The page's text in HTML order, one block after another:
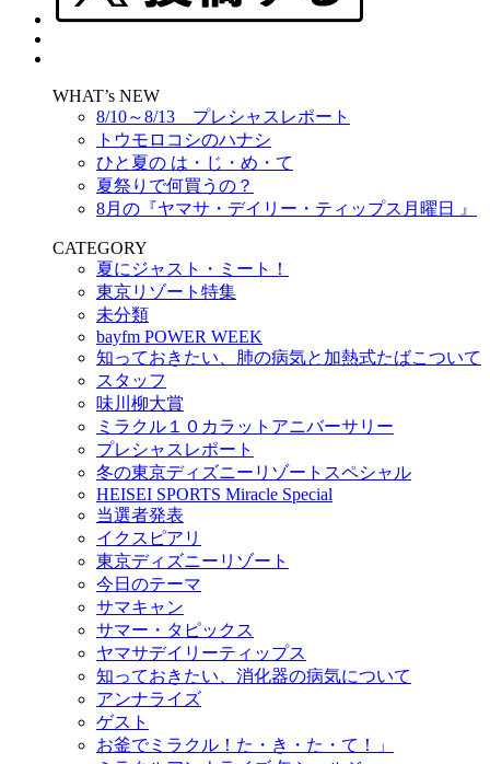
WHAT’s NEW
8/10～8/13 プレシャスレポート
トウモロコシのハナシ
ひと夏の は・じ・め・て
夏祭りで何買うの？
8月の『ヤマサ・デイリー・ティップス月曜日 』
CATEGORY
夏にジャスト・ミート！
東京リゾート特集
未分類
bayfm POWER WEEK
知っておきたい、肺の病気と加熱式たばこついて
スタッフ
味川柳大賞
ミラクル１０カラットアニバーサリー
プレシャスレポート
冬の東京ディズニーリゾートスペシャル
HEISEI SPORTS Miracle Special
当選者発表
イクスピアリ
東京ディズニーリゾート
今日のテーマ
サマキャン
サマー・タピックス
ヤマサデイリーティップス
知っておきたい、消化器の病気について
アンナライズ
ゲスト
お釜でミラクル！た・き・た・て！」